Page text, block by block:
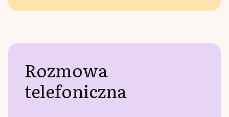
Rozmowa
telefoniczna